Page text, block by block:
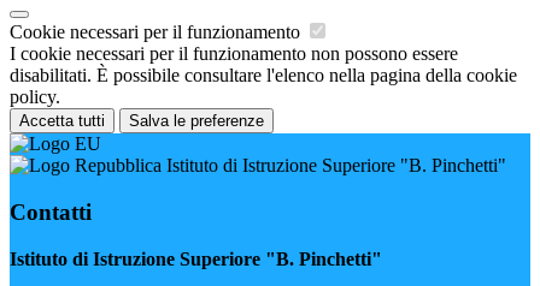
Cookie necessari per il funzionamento
I cookie necessari per il funzionamento non possono essere
disabilitati. È possibile consultare l'elenco nella pagina della cookie
policy.
Accetta tutti Salva le preferenze
Istituto di Istruzione Superiore "B. Pinchetti"
Contatti
Istituto di Istruzione Superiore "B. Pinchetti"